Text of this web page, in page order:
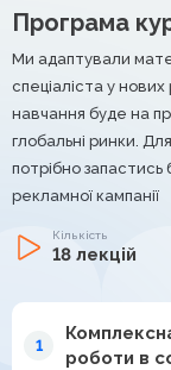
Програма
Ми адаптували
спеціаліста у
навчання буде на
глобальні ринки.
потрібно запастись
рекламної кампанії
Кількість
18 лекцій
1
роботи в